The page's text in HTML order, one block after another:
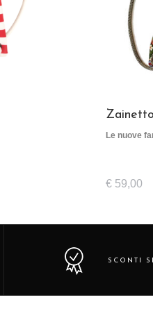
Le nuove
€59,00
SCONTI